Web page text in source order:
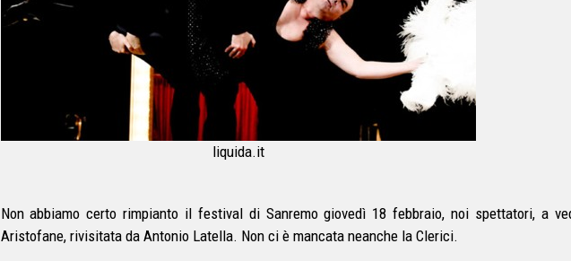
liquida.it
Non abbiamo certo rimpianto il festival di Sanremo giovedì 18 febbraio, noi spettatori, a
Aristofane, rivisitata da Antonio Latella. Non ci è mancata neanche la Clerici.